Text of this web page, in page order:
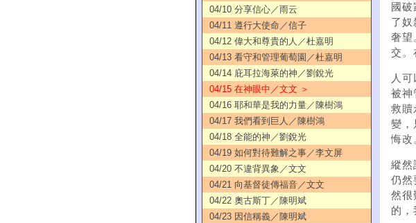
04/10 分享信心／雨云
04/11 遵行大使命／信子
04/12 偉大和尊貴的人／杜嘉明
04/13 看守和管理葡萄園／杜嘉明
04/14 庇耳拉海萊的神／劉銳光
04/15 在神眼中／文文 ＞
04/16 耶和華是我的力量／陳樹鴻
04/17 我們看到巨人／陳樹鴻
04/18 全能的神／劉銳光
04/19 如何對待難解之事／李文屏
04/20 不違背異象／文文
04/21 向基督徒傳福音／文文
04/22 奧古斯丁／陳明斌
04/23 因信稱義／陳明斌
國
了奴
奢望
交。
人
被神
救贖
變，
悔改
縱然
仍然
然很
的，